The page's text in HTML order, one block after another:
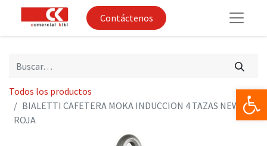
Contáctenos
Todos los productos
BIALETTI CAFETERA MOKA INDUCCION 4 TAZAS NEW
ROJA